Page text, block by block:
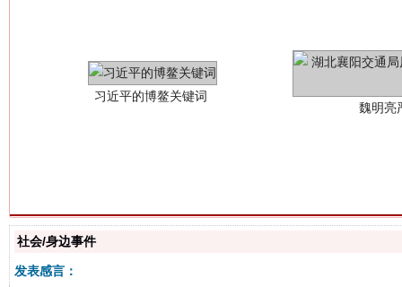
生
社会/身边事件
发表感言：